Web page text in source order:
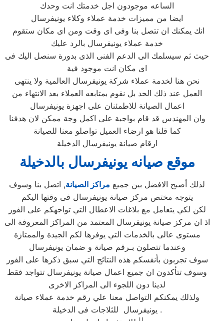
الساعه موجودون اجل خدمتك انت وحدك
ايضا من مميزات خدمة عملاء وكلاء يونيفرسال
خدمة عملاء يونيفرسال بالرد عليك
حيث ثم سيسلمك الى الدعم الفنى الذى بدورة سنصل اليك فى
اى مكان انت موجود فية
نحن هنا لخدمة عملاء شركة يونيفرسال العالمية ولا ينتهى
العمل عند ذلك الحد بل نقوم بمتابعه العملاء بعد الانتهاء من
اعمال الصيانة للاطمئنان على اجهزة يونيفرسال
وان المهندس قد قام بواجبة على اكمل وجة ممكن لان هدفنا
كما قلنا هو ارضاء العميل تواصلو معنا للصيانة
ارقام صيانة يونيفرسال الدخيلة
موقع صيانه يونيفرسال بالدخيلة
لذلك أصبح الافضل بين جميع مراكز الصيانة, اتصل بنا وسوف
يتوجه مختص مركز صيانة يونيفرسال فى وقتها اليكم
لكن لكي يتعامل مع بلاغات الاعطال التي تواجهكم على الفور
اذ ان مركز صيانة يونيفرسال المعتمد من المراكز المعروفة الى
مستوى عالى بالخدمات التي يوفرها لكم الجيدة والممتازة
وعندما تتصلون بـرقم صيانة و ضمان يونيفرسال
سوف تجربون بأنفسكم هذه النتائج التي سبق ذكرها على الفور
وسوف تتأكدون ان جميع اعمال صيانة يونيفرسال تتواجد فقط
لدينا دون اللجوء الى المراكز الاخرى
ولذلك يمكنكم التواصل معنا علي رقم خدمة عملاء صيانة
يونيفرسال للثلاجات فى الدخيلة .